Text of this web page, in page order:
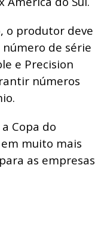
o produtor deve
de série
e Precision
números
Copa do
muito mais
as empresas